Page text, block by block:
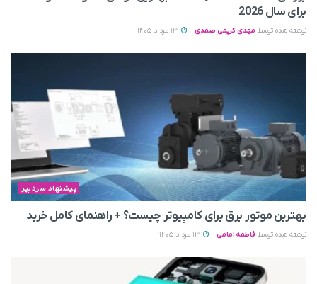
برای سال 2026
نوشته شده توسط مهدی کریمی صمدی
پیشنهاد سردبیر
بهترین موتور برق برای کامپیوتر چیست؟ + راهنمای کامل خرید
نوشته شده توسط فاطمه امامی